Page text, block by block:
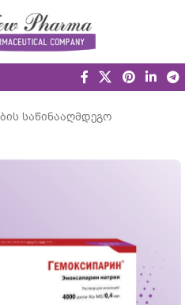
საწინააღმდეგო